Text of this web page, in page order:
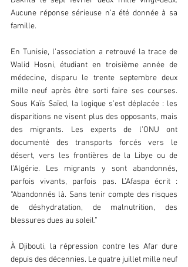
Aucune réponse sérieuse n’a été donnée à sa
famille.
En Tunisie, l’association a retrouvé la trace de
Walid Hosni, étudiant en troisième année de
médecine, disparu le trente septembre deux
mille neuf après être sorti faire ses courses.
Sous Kaïs Saïed, la logique s’est déplacée : les
disparitions ne visent plus des opposants, mais
des migrants. Les experts de l’ONU ont
documenté des transports forcés vers le
désert, vers les frontières de la Libye ou de
l’Algérie. Les migrants y sont abandonnés,
parfois vivants, parfois pas. L’Afaspa écrit :
“Abandonnés là. Sans tenir compte des risques
de déshydratation, de malnutrition, des
blessures dues au soleil.”
À Djibouti, la répression contre les Afar dure
depuis des décennies. Le quatre juillet mille neuf